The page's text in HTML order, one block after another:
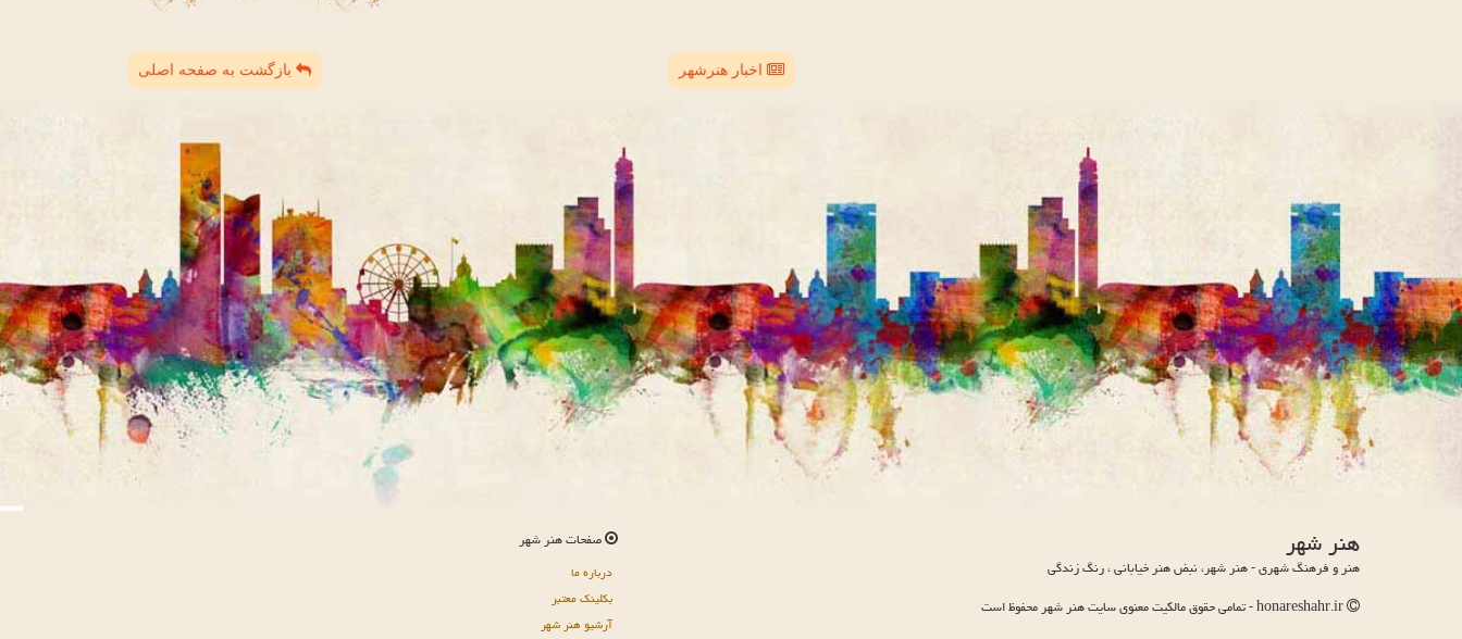
اخبار هنرشهر بازگشت به صفحه اصلی
هنر شهر
هنر و فرهنگ شهری - هنر شهر، نبض هنر خیابانی ، رنگ زندگی
صفحات هنر شهر
درباره ما
بکلینک معتبر
آرشیو هنر شهر